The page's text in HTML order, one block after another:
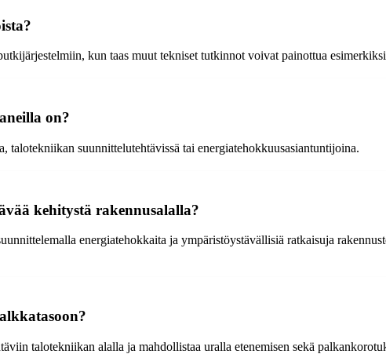
kun taas muut tekniset tutkinnot voivat painottua
on?
suunnittelutehtävissä tai energiatehokkuusasiantuntijoina.
kehitystä rakennusalalla?
energiatehokkaita ja ympäristöystävällisiä ratkaisuja
talotekniikan alalla ja mahdollistaa uralla etenemisen sekä